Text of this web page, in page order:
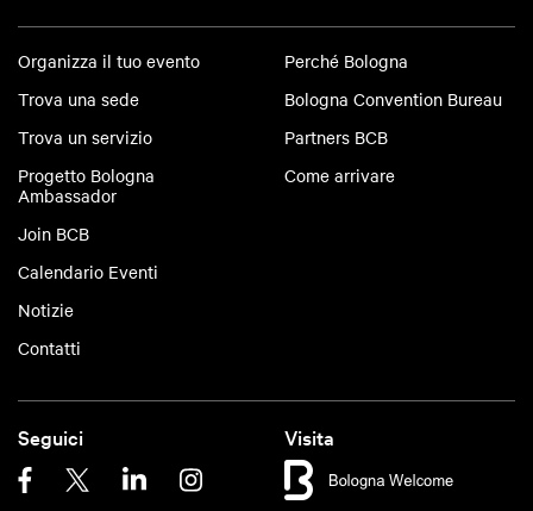
Organizza il tuo evento
Trova una sede
Trova un servizio
Progetto Bologna
Ambassador
Join BCB
Calendario Eventi
Notizie
Contatti
Perché Bologna
Bologna Convention Bureau
Partners BCB
Come arrivare
Seguici Visita